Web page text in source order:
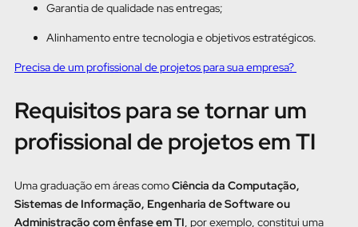
Garantia de qualidade nas entregas;
Alinhamento entre tecnologia e objetivos estratégicos.
Precisa de um profissional de projetos para sua empresa?
Requisitos para se tornar um
profissional de projetos em TI
Uma graduação em áreas comoCiência da Computação,
Sistemas de Informação, Engenharia de Software ou
Administração com ênfase em TI , por exemplo, constitui uma